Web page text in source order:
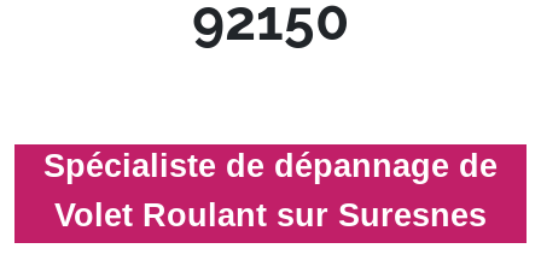
92150
Spécialiste de dépannage de
Volet Roulant sur Suresnes